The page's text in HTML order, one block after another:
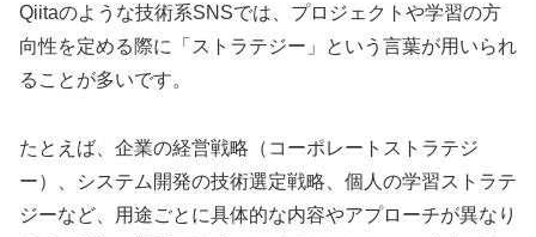
Qiitaのような技術系SNSでは、プロジェクトや学習の方
向性を定める際に「ストラテジー」という言葉が用いられ
ることが多いです。
たとえば、企業の経営戦略（コーポレートストラテジ
ー）、システム開発の技術選定戦略、個人の学習ストラテ
ジーなど、用途ごとに具体的な内容やアプローチが異なり